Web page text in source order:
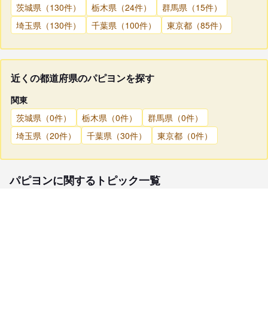
茨城県（130件）
栃木県（24件）
群馬県（15件）
埼玉県（130件）
千葉県（100件） 東京都（85件）
近くの都道府県のパピヨンを探す
関東
茨城県（0件）
栃木県（0件）
群馬県（0件）
埼玉県（20件）
千葉県（30件） 東京都（0件）
パピヨンに関するトピック一覧